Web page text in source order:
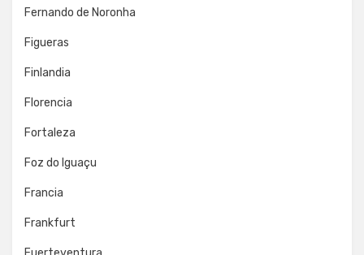
Fernando de Noronha
Figueras
Finlandia
Florencia
Fortaleza
Foz do Iguaçu
Francia
Frankfurt